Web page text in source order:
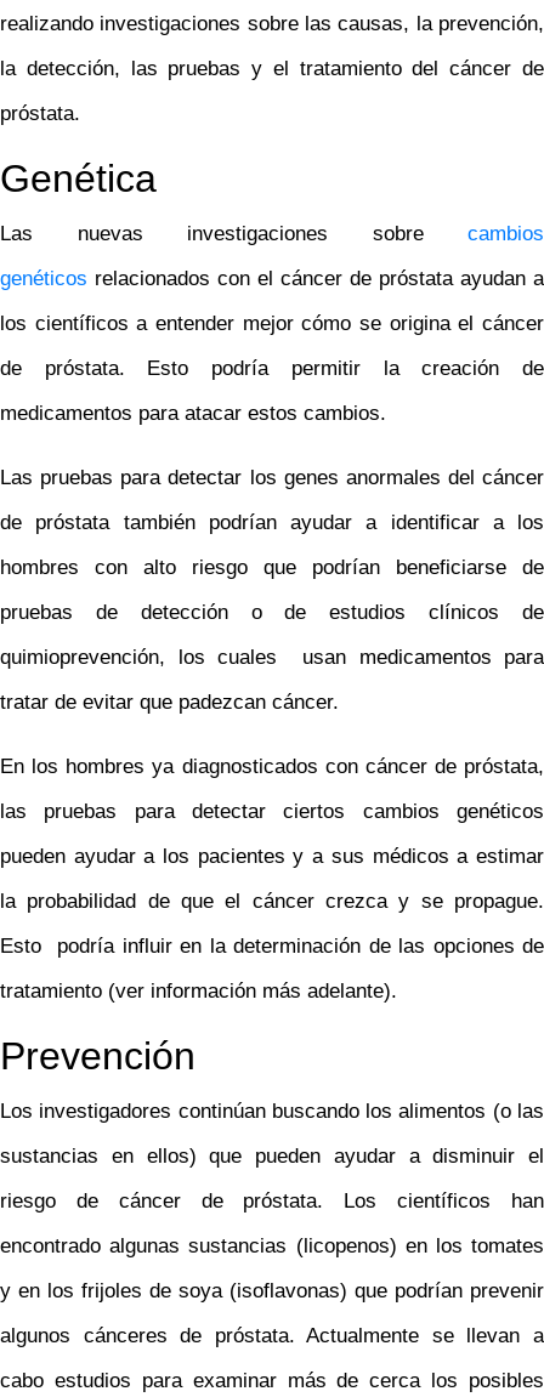
realizando investigaciones sobre las causas, la prevención,
la detección, las pruebas y el tratamiento del cáncer de
próstata.
Genética
Las nuevas investigaciones sobre cambios
genéticos relacionados con el cáncer de próstata ayudan a
los científicos a entender mejor cómo se origina el cáncer
de próstata. Esto podría permitir la creación de
medicamentos para atacar estos cambios.
Las pruebas para detectar los genes anormales del cáncer
de próstata también podrían ayudar a identificar a los
hombres con alto riesgo que podrían beneficiarse de
pruebas de detección o de estudios clínicos de
quimioprevención, los cuales usan medicamentos para
tratar de evitar que padezcan cáncer.
En los hombres ya diagnosticados con cáncer de próstata,
las pruebas para detectar ciertos cambios genéticos
pueden ayudar a los pacientes y a sus médicos a estimar
la probabilidad de que el cáncer crezca y se propague.
Esto podría influir en la determinación de las opciones de
tratamiento (ver información más adelante).
Prevención
Los investigadores continúan buscando los alimentos (o las
sustancias en ellos) que pueden ayudar a disminuir el
riesgo de cáncer de próstata. Los científicos han
encontrado algunas sustancias (licopenos) en los tomates
y en los frijoles de soya (isoflavonas) que podrían prevenir
algunos cánceres de próstata. Actualmente se llevan a
cabo estudios para examinar más de cerca los posibles